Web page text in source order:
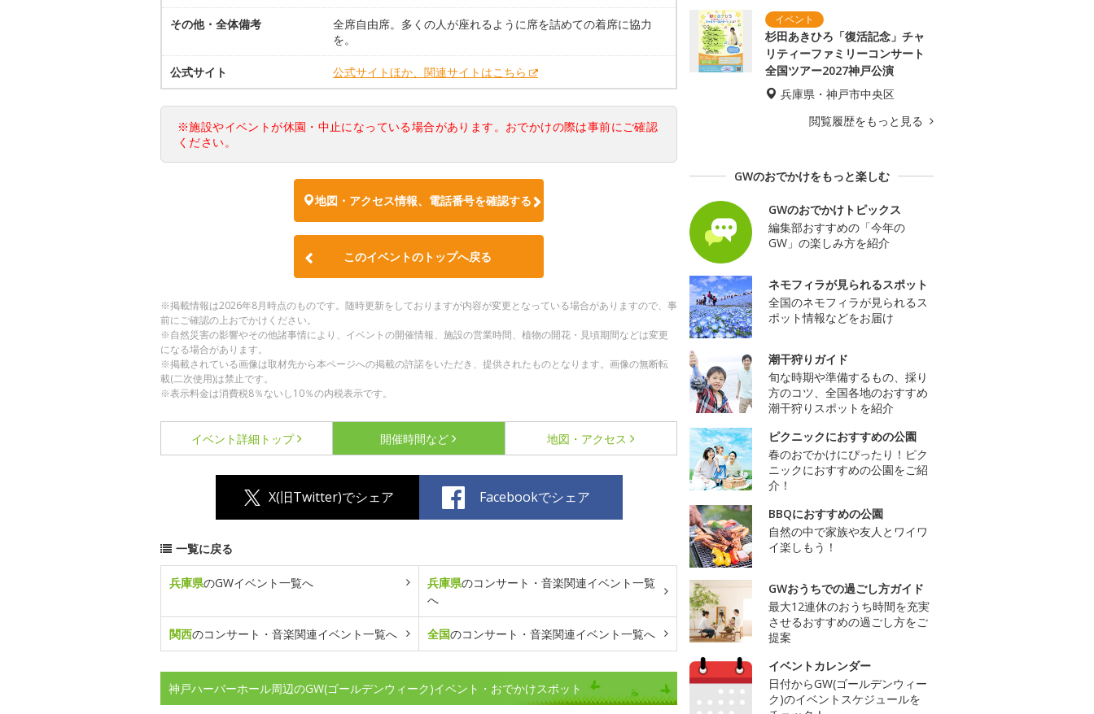
その他・全体備考
全席自由席。多くの人が座れるように席を詰めての着席に協力
を。
公式サイト 公式サイトほか、関連サイトはこちら
※施設やイベントが休園・中止になっている場合があります。おでかけの際は事前にご確認
ください。
地図・アクセス情報、電話番号を確認する
このイベントのトップへ戻る
※掲載情報は2026年8月時点のものです。随時更新をしておりますが内容が変更となっている場合がありますので、事
前にご確認の上おでかけください。
※自然災害の影響やその他諸事情により、イベントの開催情報、施設の営業時間、植物の開花・見頃期間などは変更
になる場合があります。
※掲載されている画像は取材先から本ページへの掲載の許諾をいただき、提供されたものとなります。画像の無断転
載(二次使用)は禁止です。
※表示料金は消費税8％ないし10％の内税表示です。
イベント詳細 トップ 開催時間など 地図・アクセス
X(旧Twitter)でシェア Facebookでシェア
一覧に戻る
兵庫県のGWイベント一覧へ 兵庫県のコンサート・音楽関連イベント一覧
へ
関西のコンサート・音楽関連イベント一覧へ 全国のコンサート・音楽関連イベント一覧へ
神戸ハーバーホール周辺のGW(ゴールデンウィーク)イベント・おでかけスポット
杉田あきひろ「復活記念」チャ
リティーファミリーコンサート
全国ツアー2027神戸公演
兵庫県・神戸市中央区
閲覧履歴をもっと見る
GWのおでかけをもっと楽しむ
GWのおでかけトピックス
編集部おすすめの「今年の
GW」の楽しみ方を紹介
ネモフィラが見られるスポット
全国のネモフィラが見られるス
ポット情報などをお届け
潮干狩りガイド
旬な時期や準備するもの、採り
方のコツ、全国各地のおすすめ
潮干狩りスポットを紹介
ピクニックにおすすめの公園
春のおでかけにぴったり！ピク
ニックにおすすめの公園をご紹
介！
BBQにおすすめの公園
自然の中で家族や友人とワイワ
イ楽しもう！
GWおうちでの過ごし方ガイド
最大12連休のおうち時間を充実
させるおすすめの過ごし方をご
提案
イベントカレンダー
日付からGW(ゴールデンウィー
ク)のイベントスケジュールを